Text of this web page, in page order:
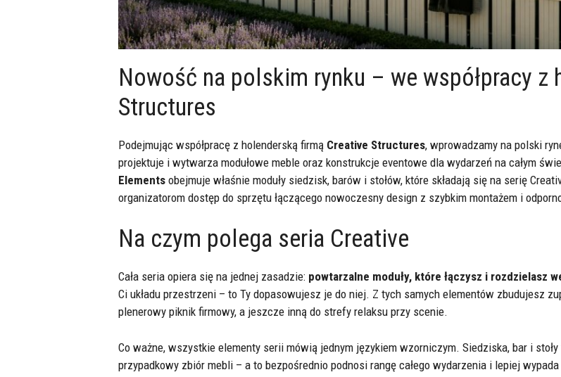
Nowość na polskim rynku – we współpracy z
Structures
Podejmując współpracę z holenderską firmą Creative Structures, wprowadzamy na polski
projektuje i wytwarza modułowe meble oraz konstrukcje eventowe dla wydarzeń na całym
Elements obejmuje właśnie moduły siedzisk, barów i stołów, które składają się na serię
organizatorom dostęp do sprzętu łączącego nowoczesny design z szybkim montażem i
Na czym polega seria Creative
Cała seria opiera się na jednej zasadzie: powtarzalne moduły, które łączysz i rozdzielasz
Ci układu przestrzeni – to Ty dopasowujesz je do niej. Z tych samych elementów zbudujesz
plenerowy piknik firmowy, a jeszcze inną do strefy relaksu przy scenie.
Co ważne, wszystkie elementy serii mówią jednym językiem wzorniczym. Siedziska, bar i
przypadkowy zbiór mebli – a to bezpośrednio podnosi rangę całego wydarzenia i lepiej